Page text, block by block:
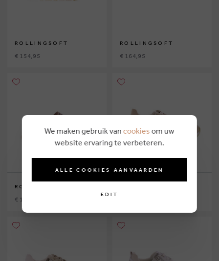
ROLLINGSOFT
€ 154,95
ROLLINGSOFT
€ 164,95
ROLLINGSOFT
€ 119,95
We maken gebruik van cookies om uw
website ervaring te verbeteren.
ALLE COOKIES AANVAARDEN
EDIT